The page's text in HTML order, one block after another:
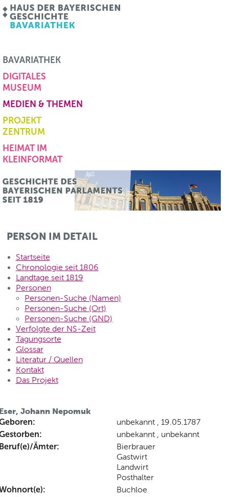
BAVARIATHEK
DIGITALES
MUSEUM
MEDIEN & THEMEN
PROJEKT
ZENTRUM
HEIMAT IM
KLEINFORMAT
PERSON IM DETAIL
Startseite
Chronologie seit 1806
Landtage seit 1819
Personen
Personen-Suche (Namen)
Personen-Suche (Ort)
Personen-Suche (GND)
Verfolgte der NS-Zeit
Tagungsorte
Glossar
Literatur / Quellen
Kontakt
Das Projekt
Johann Nepomuk
unbekannt , 19.05.1787
unbekannt , unbekannt
Ämter:
Bierbrauer
Gastwirt
Landwirt
Posthalter
Buchloe